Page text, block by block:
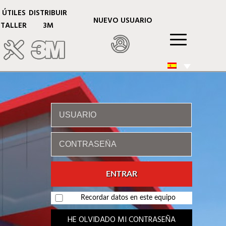
ÚTILES
TALLER
DISTRIBUIR
3M
NUEVO USUARIO
Recordar datos en este equipo
HE OLVIDADO MI CONTRASEÑA